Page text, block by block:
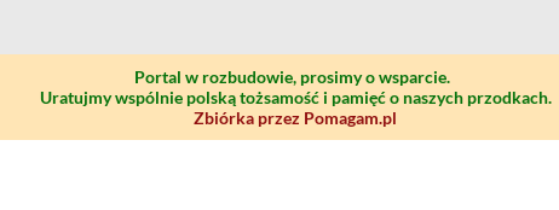
Portal w rozbudowie, prosimy o wsparcie.
Uratujmy wspólnie polską tożsamość i pamięć o naszych przodkach.
Zbiórka przez Pomagam.pl